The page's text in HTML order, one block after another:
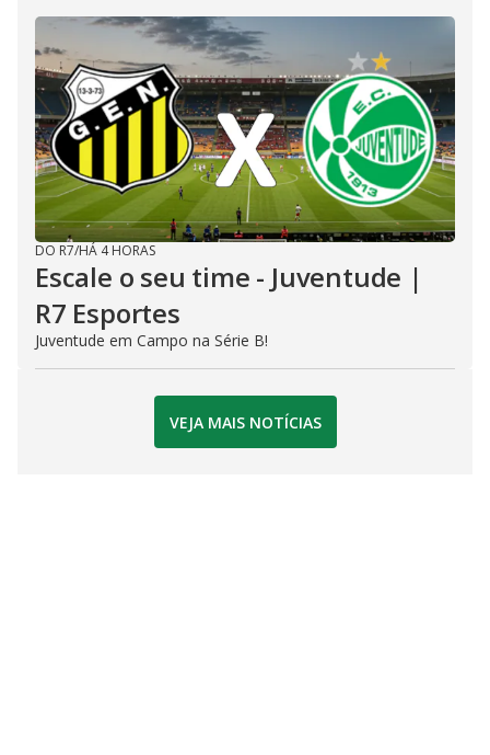
DO R7/HÁ 4 HORAS
Escale o seu time - Juventude |
R7 Esportes
Juventude em Campo na Série B!
VEJA MAIS NOTÍCIAS